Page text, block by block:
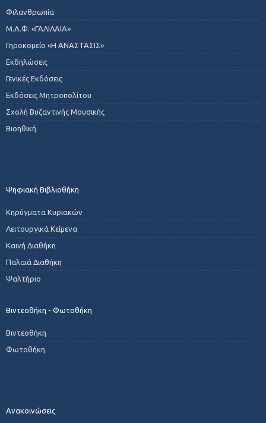
Φιλανθρωπία
Μ.Α.Φ. «ΓΑΛΙΛΑΙΑ»
Γηροκομείο «Η ΑΝΑΣΤΑΣΙΣ»
Εκδηλώσεις
Γενικές Εκδόσεις
Εκδόσεις Μητροπολίτου
Σχολή Βυζαντινής Μουσικής
Βιοηθική
Ψηφιακή Βιβλιοθήκη
Κηρύγματα Κυριακών
Λειτουργικά Κείμενα
Καινή Διαθήκη
Παλαιά Διαθήκη
Ψαλτήριο
Βιντεοθήκη - Φωτοθήκη
Βιντεοθήκη
Φωτοθήκη
Ανακοινώσεις